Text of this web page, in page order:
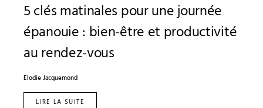
5 clés matinales pour une journée
épanouie : bien-être et productivité
au rendez-vous
Elodie Jacquemond
LIRE LA SUITE